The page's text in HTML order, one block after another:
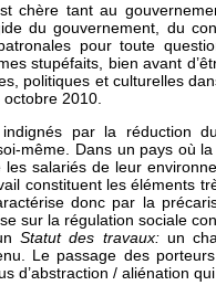
chère tant au
du gouvernement, du
pour toute
stupéfaits, bien avant
politiques et culturelles
2010.
par la réduction
même. Dans un pays où
les salariés de leur
constituent les éléments
donc par la
sur la régulation sociale
Statut des travaux:un
Le passage des
d’abstraction / aliénation